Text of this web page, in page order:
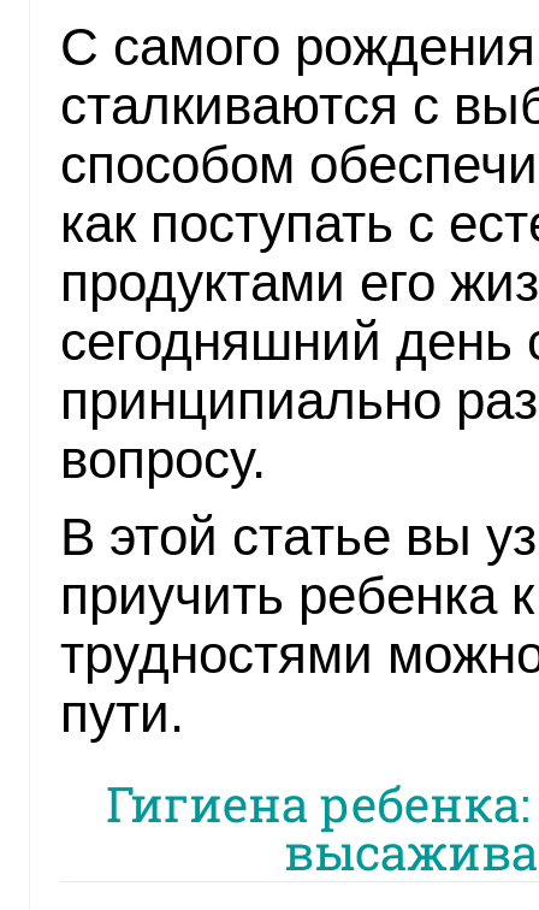
С самого
сталкиваются с
способом
как поступать с
продуктами его
сегодняшний день
принципиально
вопросу.
В этой статье вы
приучить ребенка
трудностями
пути.
Гигиена